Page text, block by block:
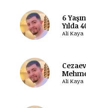
6
Yılda
Ali Kaya
Ali Kaya